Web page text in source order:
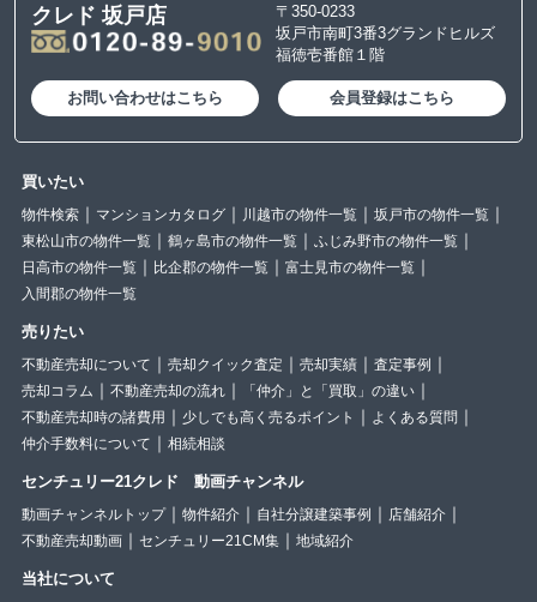
クレド 坂戸店
〒350-0233
坂戸市南町3番3グランドヒルズ
福徳壱番館１階
お問い合わせはこちら 会員登録はこちら
買いたい
物件検索 マンションカタログ 川越市の物件一覧
坂戸市の物件一覧
東松山市の物件一覧
鶴ヶ島市の物件一覧
ふじみ野市の物件一覧
日高市の物件一覧
比企郡の物件一覧
富士見市の物件一覧
入間郡の物件一覧
売りたい
不動産売却について 売却クイック査定 売却実績
査定事例
売却コラム
不動産売却の流れ
「仲介」と「買取」の違い
不動産売却時の諸費用
少しでも高く売るポイント
よくある質問
仲介手数料について
相続相談
センチュリー21クレド 動画チャンネル
動画チャンネルトップ 物件紹介 自社分譲建築事例
店舗紹介
不動産売却動画
センチュリー21CM集 地域紹介
当社について